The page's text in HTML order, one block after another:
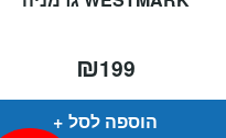
₪199
הוספה לסל